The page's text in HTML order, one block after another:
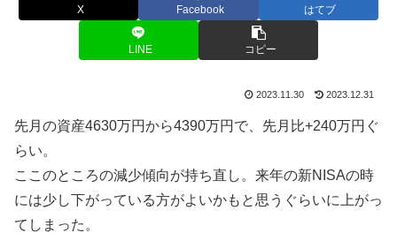
X Facebook はてブ
LINE コピー
2023.11.30 2023.12.31
先月の資産4630万円から4390万円で、先月比+240万円ぐ
らい。
ここのところの減少傾向が持ち直し。来年の新NISAの時
には少し下がっている方がよいかもと思うぐらいに上がっ
てしまった。